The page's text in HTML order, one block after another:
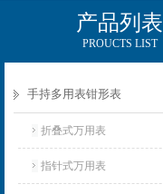
产品列表
PROUCTS LIST
手持多用表钳形表
折叠式万用表
指针式万用表